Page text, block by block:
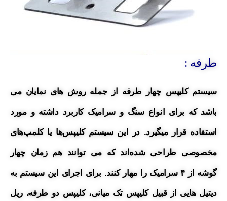
طرفه :
سیستم کلیپس چهار طرفه از جمله روش های نمایان می
باشد که برای انواع سنگ و سرامیک کاربرد داشته و مورد
استفاده قرار میگیرد. در این سیستم کلیپس‌ها یا کلمپ‌های
مخصوصی طراحی شده‌اند که می توانند هم زمان چهار
گوشه از ۴ سرامیک را مهار کنند. برای اجرای این سیستم به
دیتیل هایی از قبیلکلیپس تک میانی، کلیپس دو طرفه، ریل